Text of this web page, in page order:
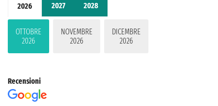
2026 2027 2028
OTTOBRE
2026
NOVEMBRE
2026
DICEMBRE
2026
Recensioni